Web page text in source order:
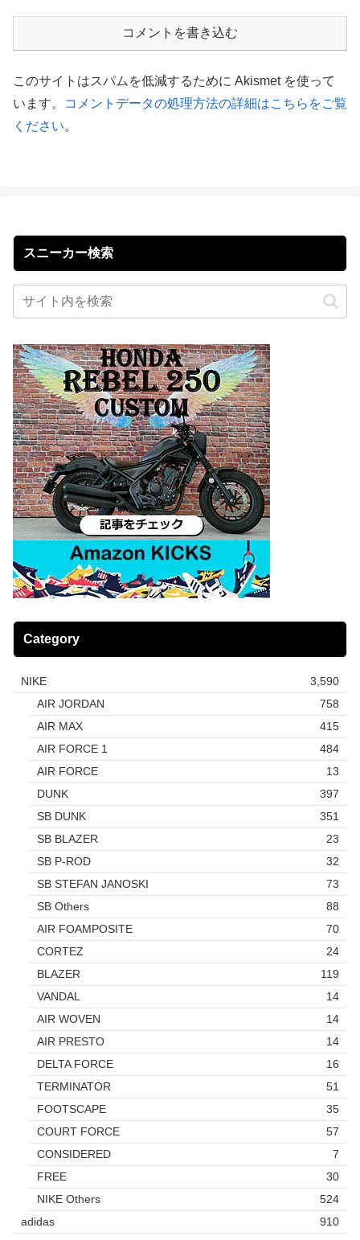
コメントを書き込む
このサイトはスパムを低減するために Akismet を使って
います。
コメントデータの処理方法の詳細はこちらをご覧
ください。
スニーカー検索
Category
NIKE
3,590
AIR JORDAN
758
AIR MAX
415
AIR FORCE 1
484
AIR FORCE
13
DUNK
397
SB DUNK
351
SB BLAZER
23
SB P-ROD
32
SB STEFAN JANOSKI
73
SB Others
88
AIR FOAMPOSITE
70
CORTEZ
24
BLAZER
119
VANDAL
14
AIR WOVEN
14
AIR PRESTO
14
DELTA FORCE
16
TERMINATOR
51
FOOTSCAPE
35
COURT FORCE
57
CONSIDERED
7
FREE
30
NIKE Others
524
adidas
910